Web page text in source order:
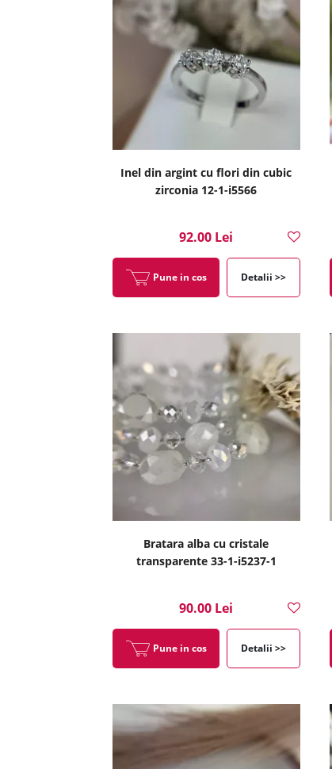
Inel din argint cu flori din cubic
zirconia 12-1-i5566
92.00 Lei
Pune in cos Detalii >>
Bratara alba cu cristale
transparente 33-1-i5237-1
90.00 Lei
Pune in cos Detalii >>